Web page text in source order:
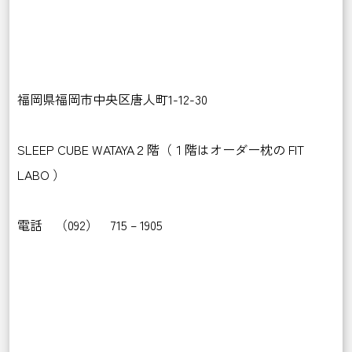
福岡県福岡市中央区唐人町1-12-30
SLEEP CUBE WATAYA２階（１階はオーダー枕の FIT
LABO ）
電話 （092） 715 – 1905